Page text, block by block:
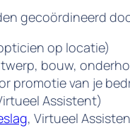
gecoördineerd
op locatie)
bouw,
promotie van je
Assistent)
, Virtueel